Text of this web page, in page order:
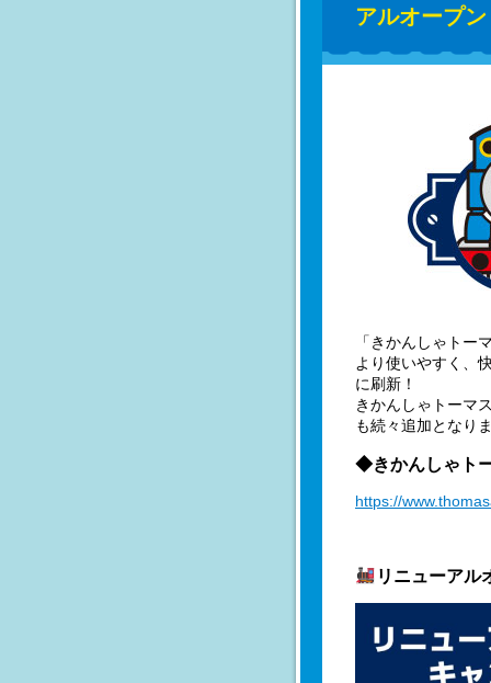
アルオープ
「きかんしゃトー
より使いやすく、
に刷新！
きかんしゃトーマ
も続々追加となり
◆きかんしゃト
https://
リニューアル